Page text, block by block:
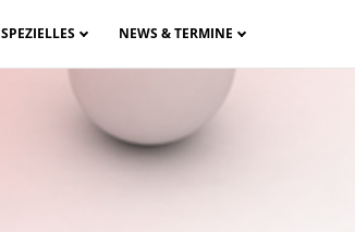
SPEZIELLES NEWS & TERMINE